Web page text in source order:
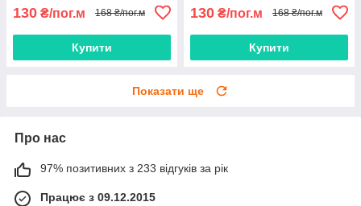
130 ₴/пог.м 168 ₴/пог.м
Купити
130 ₴/пог.м 168 ₴/пог.м
Купити
Показати ще
Про нас
97% позитивних з 233 відгуків за рік
Працює з 09.12.2015